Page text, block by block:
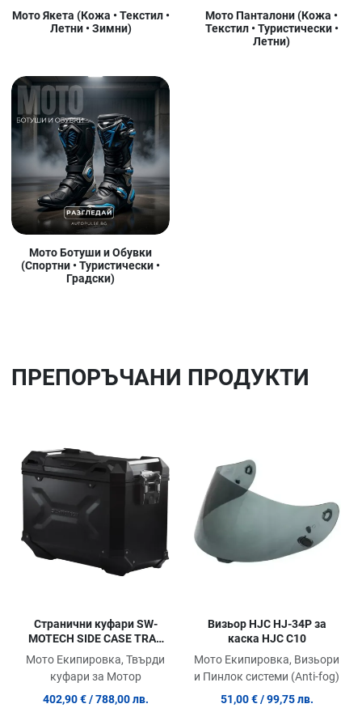
Мото Якета (Кожа • Текстил •
Летни • Зимни)
Мото Панталони (Кожа •
Текстил • Туристически •
Летни)
Мото Ботуши и Обувки
(Спортни • Туристически •
Градски)
ПРЕПОРЪЧАНИ ПРОДУКТИ
Сравни продукт
Quick View
Странични куфари SW-
MOTECH SIDE CASE TRAX
Мото Екипировка, Твърди
куфари за Мотор
402,90 € / 788,00 лв.
Визьор HJC HJ-34P за
каска HJC C10
Мото Екипировка, Визьори
и Пинлок системи (Anti-fog)
51,00 € / 99,75 лв.